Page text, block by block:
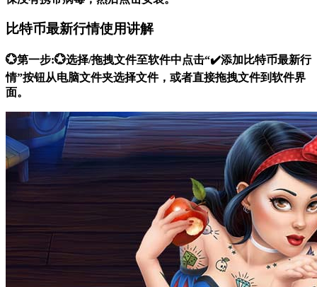
比特币最新行情使用讲解
💮第一步:💮选择/拖拽文件至软件中点击“✔️添加比特币最新行
情”按钮从电脑文件夹选择文件，或者直接拖拽文件到软件界
面。